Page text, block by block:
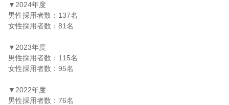
▼2024年度
男性採用者数：137名
女性採用者数：81名
▼2023年度
男性採用者数：115名
女性採用者数：95名
▼2022年度
男性採用者数：76名